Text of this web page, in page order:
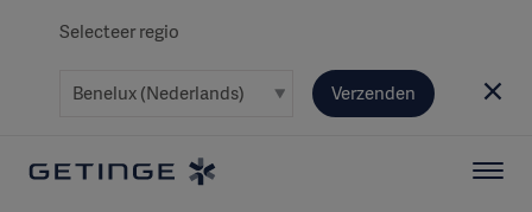
Selecteer regio
Verzenden